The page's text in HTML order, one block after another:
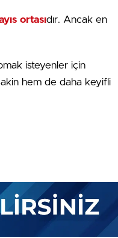
ortasıdır. Ancak en
isteyenler için
hem de daha keyifli